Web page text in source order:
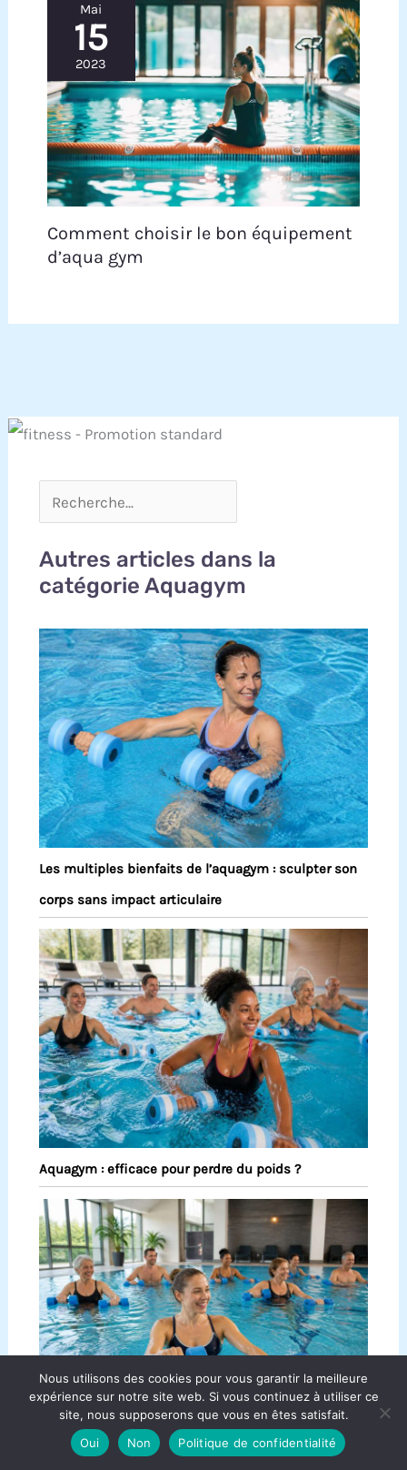
Mai
15
2023
Comment choisir le bon équipement
d’aqua gym
Autres articles dans la
catégorie Aquagym
Les multiples bienfaits de l’aquagym : sculpter son
corps sans impact articulaire
Aquagym : efficace pour perdre du poids ?
Aquagym : combien de fois par semaine ?
Nous utilisons des cookies pour vous garantir la meilleure
expérience sur notre site web. Si vous continuez à utiliser ce
site, nous supposerons que vous en êtes satisfait.
Oui
Non Politique de confidentialité